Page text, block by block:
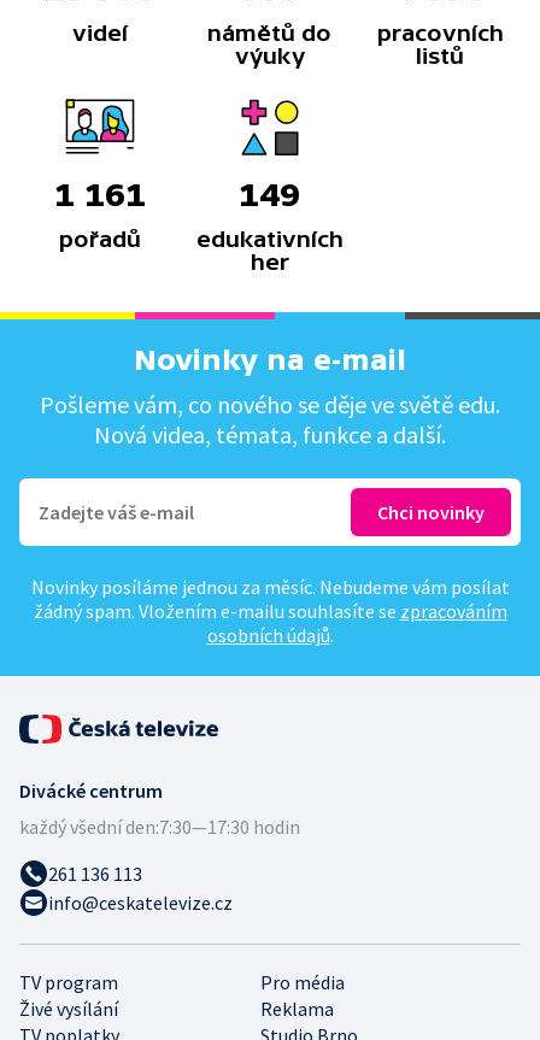
videí
námětů do
výuky
pracovních
listů
1 161
pořadů
149
edukativních
her
Novinky na e-mail
Pošleme vám, co nového se děje ve světě edu.
Nová videa, témata, funkce a další.
Novinky posíláme jednou za měsíc. Nebudeme vám posílat
žádný spam. Vložením e-mailu souhlasíte se zpracováním
osobních údajů.